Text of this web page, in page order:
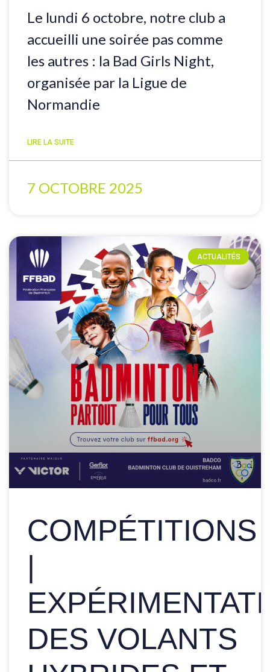
Le lundi 6 octobre, notre club a
accueilli une soirée pas comme
les autres : la Bad Girls Night,
organisée par la Ligue de
Normandie
LIRE LA SUITE
7 OCTOBRE 2025
ACTUALITÉS
COMPÉTITIONS
|
DES VOLANTS